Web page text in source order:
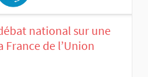
national sur une
de l’Union